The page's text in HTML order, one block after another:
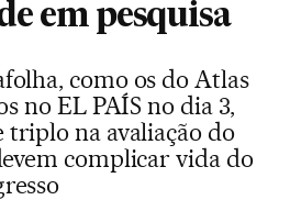
em pesquisa
como os do Atlas
no EL PAÍS no dia 3,
na avaliação do
complicar vida do